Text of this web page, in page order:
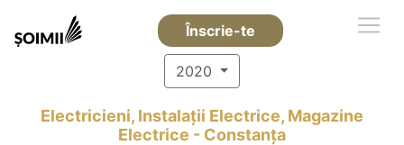
Înscrie-te
2020
Electricieni, Instalații Electrice, Magazine
Electrice - Constanţa